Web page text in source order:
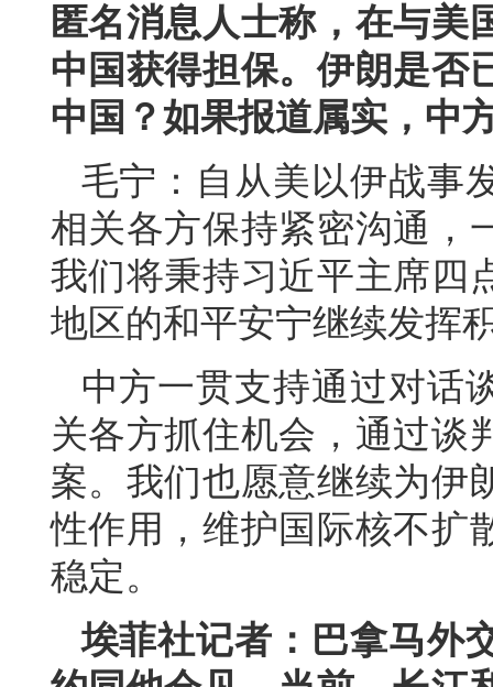
匿名消息人士称，在与美
中国获得担保。伊朗是否
中国？如果报道属实，中
毛宁：自从美以伊战事
相关各方保持紧密沟通，
我们将秉持习近平主席四
地区的和平安宁继续发挥
中方一贯支持通过对话
关各方抓住机会，通过谈
案。我们也愿意继续为伊
性作用，维护国际核不扩
稳定。
埃菲社记者：巴拿马外